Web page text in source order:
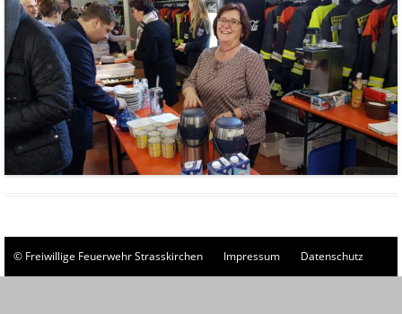
© Freiwillige Feuerwehr Strasskirchen Impressum Datenschutz